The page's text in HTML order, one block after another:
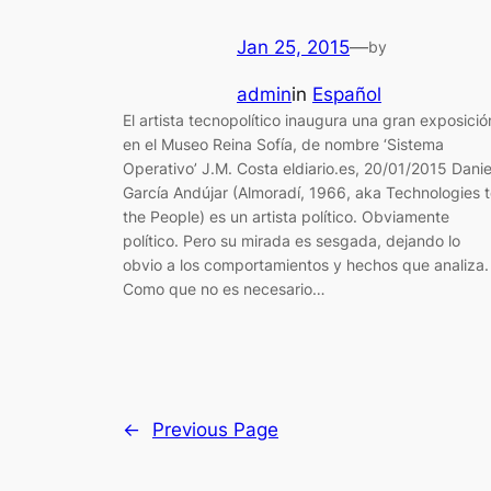
Jan 25, 2015—by
adminin Español
El artista tecnopolítico inaugura una gran
en el Museo Reina Sofía, de nombre ‘Sistema
Operativo’ J.M. Costa eldiario.es, 20/01/2015
García Andújar (Almoradí, 1966, aka Technologies
the People) es un artista político. Obviamente
político. Pero su mirada es sesgada, dejando lo
obvio a los comportamientos y hechos que analiza.
Como que no es necesario…
← Previous Page